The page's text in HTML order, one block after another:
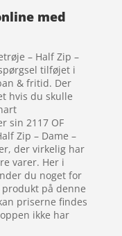
med
– Half Zip –
tilføjet i
& fritid. Der
hvis du skulle
sin 2117 OF
Zip – Dame –
der virkelig har
varer. Her i
du noget for
på denne
priserne findes
ikke har